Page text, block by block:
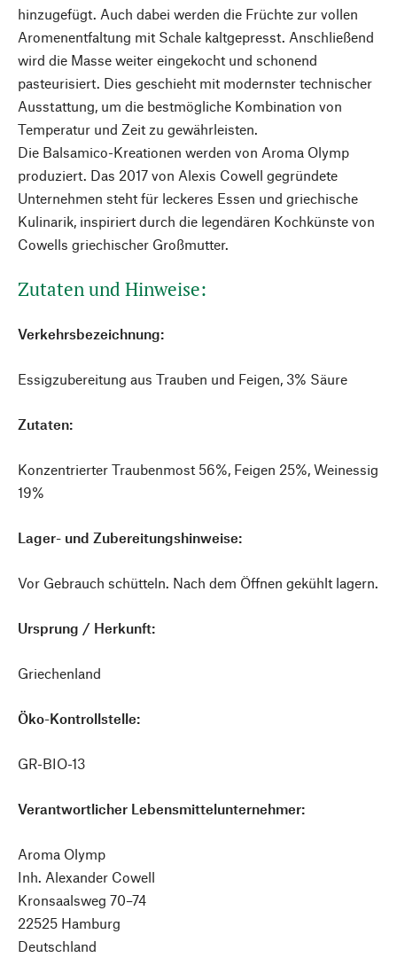
hinzugefügt. Auch dabei werden die Früchte zur vollen
Aromenentfaltung mit Schale kaltgepresst. Anschließend
wird die Masse weiter eingekocht und schonend
pasteurisiert. Dies geschieht mit modernster technischer
Ausstattung, um die bestmögliche Kombination von
Temperatur und Zeit zu gewährleisten.
Die Balsamico-Kreationen werden von Aroma Olymp
produziert. Das 2017 von Alexis Cowell gegründete
Unternehmen steht für leckeres Essen und griechische
Kulinarik, inspiriert durch die legendären Kochkünste von
Cowells griechischer Großmutter.
Zutaten und Hinweise:
Verkehrsbezeichnung:
Essigzubereitung aus Trauben und Feigen, 3% Säure
Zutaten:
Konzentrierter Traubenmost 56%, Feigen 25%, Weinessig
19%
Lager- und Zubereitungshinweise:
Vor Gebrauch schütteln. Nach dem Öffnen gekühlt lagern.
Ursprung / Herkunft:
Griechenland
Öko-Kontrollstelle:
GR-BIO-13
Verantwortlicher Lebensmittelunternehmer:
Aroma Olymp
Inh. Alexander Cowell
Kronsaalsweg 70–74
22525 Hamburg
Deutschland